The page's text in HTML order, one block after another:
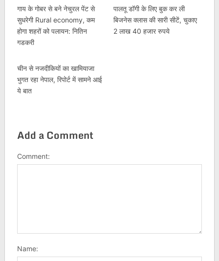
गाय के गोबर से बने नेचुरल पेंट से
सुधरेगी Rural economy, कम
होगा शहरों को पलायन: नितिन
गडकरी
पालतू डॉगी के लिए बुक कर ली
बिजनेस क्लास की सारी सीटें, चुकाए
2 लाख 40 हजार रुपये
चीन से नजदीकियों का खामियाजा
भुगत रहा नेपाल, रिपोर्ट में सामने आई
ये बात
Add a Comment
Comment:
Name: